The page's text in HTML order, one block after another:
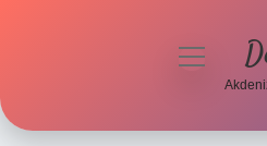
menüyü